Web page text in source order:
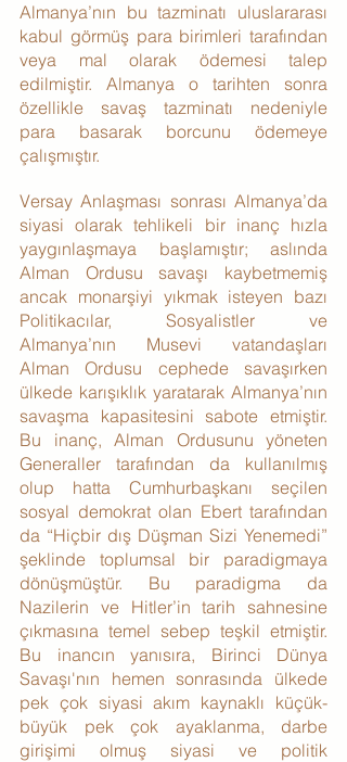
Almanya’nın bu tazminatı uluslararası
kabul görmüş para birimleri tarafından
veya mal olarak ödemesi talep
edilmiştir. Almanya o tarihten sonra
özellikle savaş tazminatı nedeniyle
para basarak borcunu ödemeye
çalışmıştır.
Versay Anlaşması sonrası Almanya’da
siyasi olarak tehlikeli bir inanç hızla
yaygınlaşmaya başlamıştır; aslında
Alman Ordusu savaşı kaybetmemiş
ancak monarşiyi yıkmak isteyen bazı
Politikacılar, Sosyalistler ve
Almanya’nın Musevi vatandaşları
Alman Ordusu cephede savaşırken
ülkede karışıklık yaratarak Almanya’nın
savaşma kapasitesini sabote etmiştir.
Bu inanç, Alman Ordusunu yöneten
Generaller tarafından da kullanılmış
olup hatta Cumhurbaşkanı seçilen
sosyal demokrat olan Ebert tarafından
da “Hiçbir dış Düşman Sizi Yenemedi”
şeklinde toplumsal bir paradigmaya
dönüşmüştür. Bu paradigma da
Nazilerin ve Hitler’in tarih sahnesine
çıkmasına temel sebep teşkil etmiştir.
Bu inancın yanısıra, Birinci Dünya
Savaşı'nın hemen sonrasında ülkede
pek çok siyasi akım kaynaklı küçük-
büyük pek çok ayaklanma, darbe
girişimi olmuş siyasi ve politik